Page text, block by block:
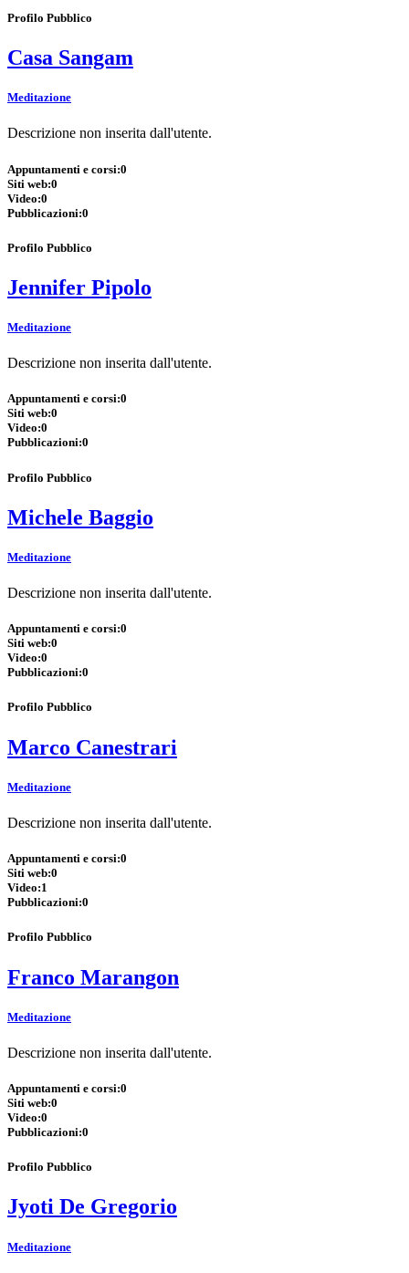
Profilo Pubblico
Casa Sangam
Meditazione
Descrizione non inserita dall'utente.
Appuntamenti e corsi:0
Siti web:0
Video:0
Pubblicazioni:0
Profilo Pubblico
Jennifer Pipolo
Meditazione
Descrizione non inserita dall'utente.
Appuntamenti e corsi:0
Siti web:0
Video:0
Pubblicazioni:0
Profilo Pubblico
Michele Baggio
Meditazione
Descrizione non inserita dall'utente.
Appuntamenti e corsi:0
Siti web:0
Video:0
Pubblicazioni:0
Profilo Pubblico
Marco Canestrari
Meditazione
Descrizione non inserita dall'utente.
Appuntamenti e corsi:0
Siti web:0
Video:1
Pubblicazioni:0
Profilo Pubblico
Franco Marangon
Meditazione
Descrizione non inserita dall'utente.
Appuntamenti e corsi:0
Siti web:0
Video:0
Pubblicazioni:0
Profilo Pubblico
Jyoti De Gregorio
Meditazione